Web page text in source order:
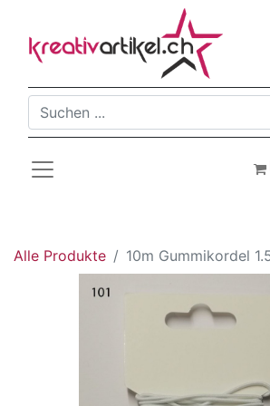
Alle Produkte 10m Gummikordel